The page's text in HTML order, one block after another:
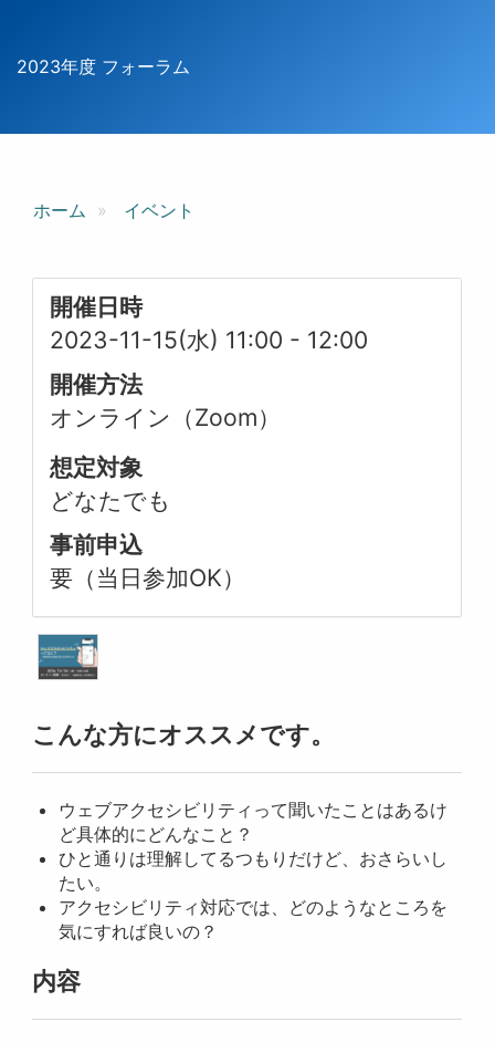
2023年度 フォーラム
ホーム イベント
開催日時
2023-11-15(水) 11:00 - 12:00
開催方法
オンライン（Zoom）
想定対象
どなたでも
事前申込
要（当日参加OK）
こんな方にオススメです。
ウェブアクセシビリティって聞いたことはあるけ
ど具体的にどんなこと？
ひと通りは理解してるつもりだけど、おさらいし
たい。
アクセシビリティ対応では、どのようなところを
気にすれば良いの？
内容